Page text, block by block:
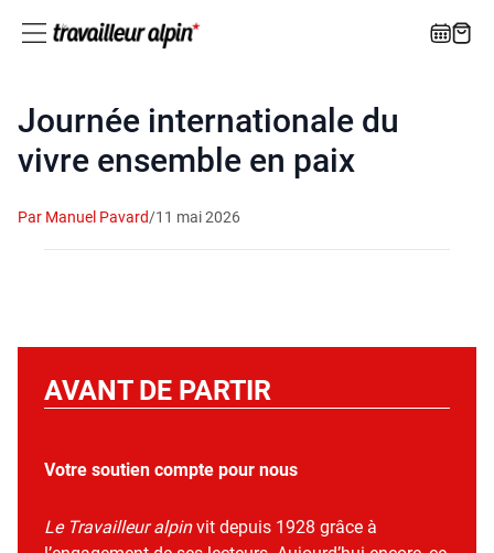
Journée internationale du
vivre ensemble en paix
Par Manuel Pavard/11 mai 2026
AVANT DE PARTIR
Votre soutien compte pour nous
Le Travailleur alpinvit depuis 1928 grâce à